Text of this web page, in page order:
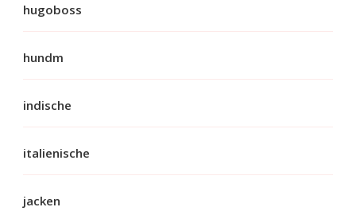
hugoboss
hundm
indische
italienische
jacken